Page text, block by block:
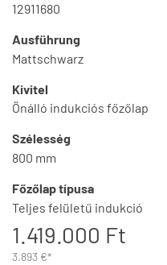
12911680
Ausführung
Mattschwarz
Kivitel
Önálló indukciós főzőlap
Szélesség
800 mm
Főzőlap típusa
Teljes felületű indukció
1.419.000 Ft
3.893 €*